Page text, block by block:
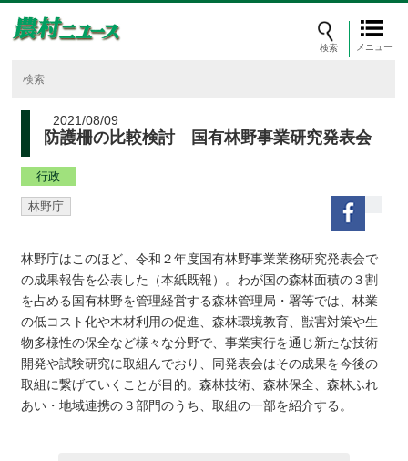
メニュー
2021/08/09
防護柵の比較検討 国有林野事業研究発表会
行政
林野庁
林野庁はこのほど、令和２年度国有林野事業業務研究発表会で
の成果報告を公表した（本紙既報）。わが国の森林面積の３割
を占める国有林野を管理経営する森林管理局・署等では、林業
の低コスト化や木材利用の促進、森林環境教育、獣害対策や生
物多様性の保全など様々な分野で、事業実行を通じ新たな技術
開発や試験研究に取組んでおり、同発表会はその成果を今後の
取組に繋げていくことが目的。森林技術、森林保全、森林ふれ
あい・地域連携の３部門のうち、取組の一部を紹介する。